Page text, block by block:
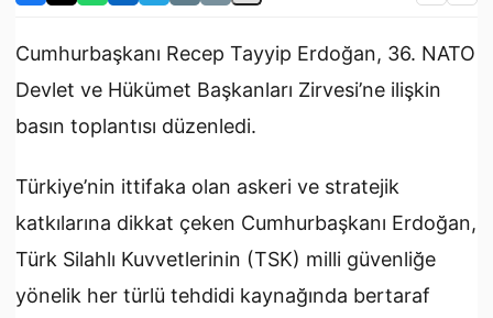
Cumhurbaşkanı Recep Tayyip Erdoğan, 36. NATO
Devlet ve Hükümet Başkanları Zirvesi’ne ilişkin
basın toplantısı düzenledi.
Türkiye’nin ittifaka olan askeri ve stratejik
katkılarına dikkat çeken Cumhurbaşkanı Erdoğan,
Türk Silahlı Kuvvetlerinin (TSK) milli güvenliğe
yönelik her türlü tehdidi kaynağında bertaraf